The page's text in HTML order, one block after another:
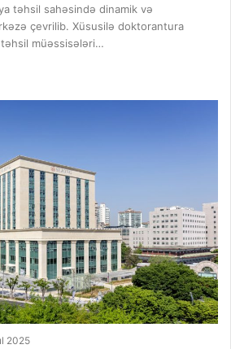
təhsil sahəsində dinamik və
çevrilib. Xüsusilə doktorantura
müəssisələri…
2025